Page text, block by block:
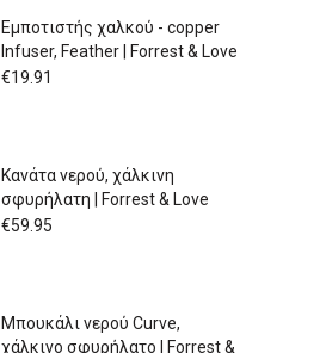
Εμποτιστής χαλκού - copper
Infuser, Feather | Forrest & Love
€19.91
Κανάτα νερού, χάλκινη
σφυρήλατη | Forrest & Love
€59.95
Μπουκάλι νερού Curve,
χάλκινο σφυρήλατο | Forrest &